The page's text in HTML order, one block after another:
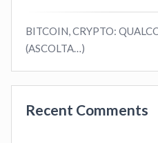
BITCOIN, CRYPTO:
(ASCOLTA…)
Recent Comments